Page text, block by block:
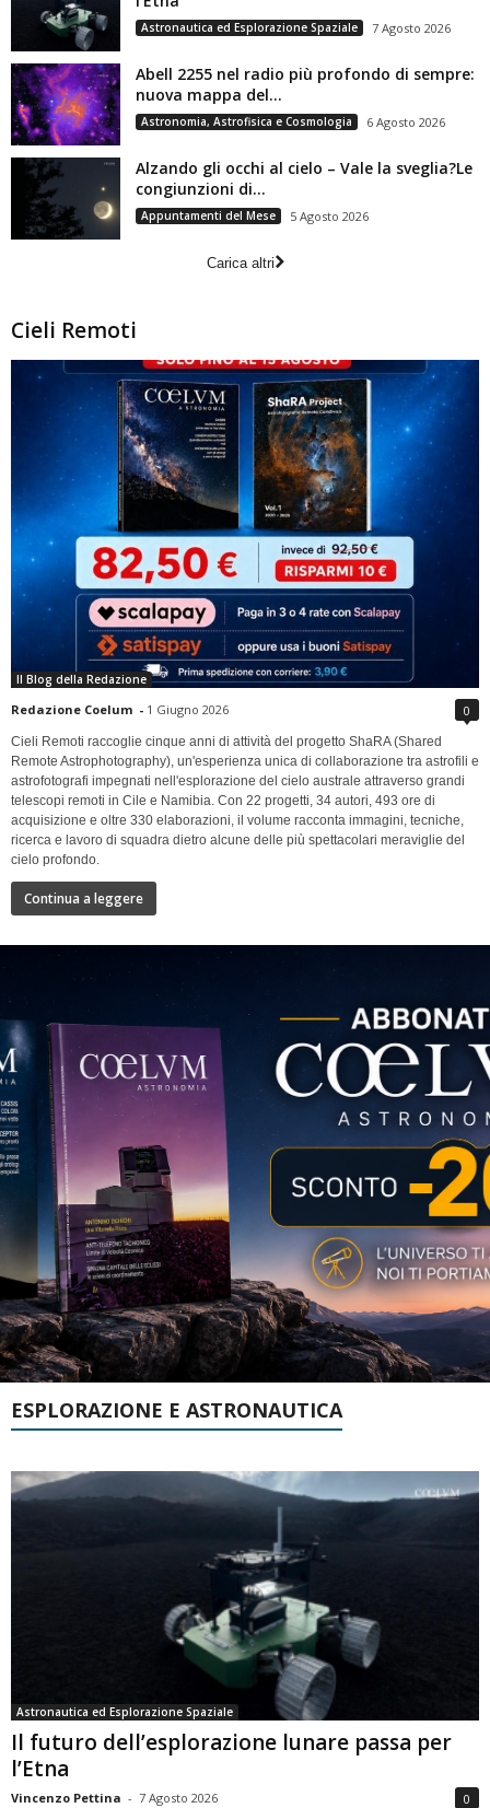
Astronautica ed Esplorazione Spaziale 7 Agosto 2026
Abell 2255 nel radio più profondo di sempre:
nuova mappa del...
Astronomia, Astrofisica e Cosmologia 6 Agosto 2026
Alzando gli occhi al cielo – Vale la sveglia?Le
congiunzioni di...
Appuntamenti del Mese 5 Agosto 2026
Carica altri
Cieli Remoti
Il Blog della Redazione
Redazione Coelum - 1 Giugno 2026 0
Cieli Remoti raccoglie cinque anni di attività del progetto ShaRA (Shared
Remote Astrophotography), un'esperienza unica di collaborazione tra astrofili e
astrofotografi impegnati nell'esplorazione del cielo australe attraverso grandi
telescopi remoti in Cile e Namibia. Con 22 progetti, 34 autori, 493 ore di
acquisizione e oltre 330 elaborazioni, il volume racconta immagini, tecniche,
ricerca e lavoro di squadra dietro alcune delle più spettacolari meraviglie del
cielo profondo.
Continua a leggere
ESPLORAZIONE E ASTRONAUTICA
Astronautica ed Esplorazione Spaziale
Il futuro dell’esplorazione lunare passa per
l’Etna
Vincenzo Pettina - 7 Agosto 2026 0